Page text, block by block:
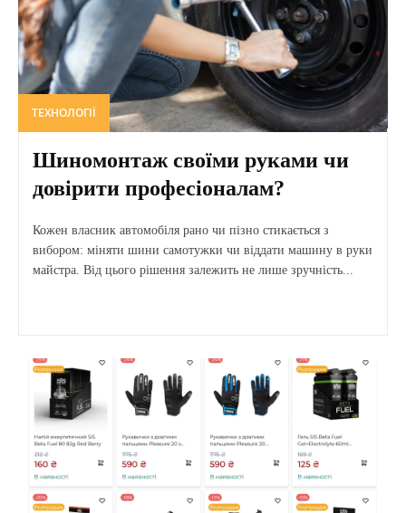
ТЕХНОЛОГІЇ
Шиномонтаж своїми руками чи
довірити професіоналам?
Кожен власник автомобіля рано чи пізно стикається з
вибором: міняти шини самотужки чи віддати машину в руки
майстра. Від цього рішення залежить не лише зручність...